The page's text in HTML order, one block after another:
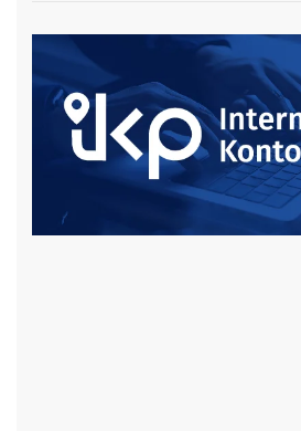
czytaj więcej